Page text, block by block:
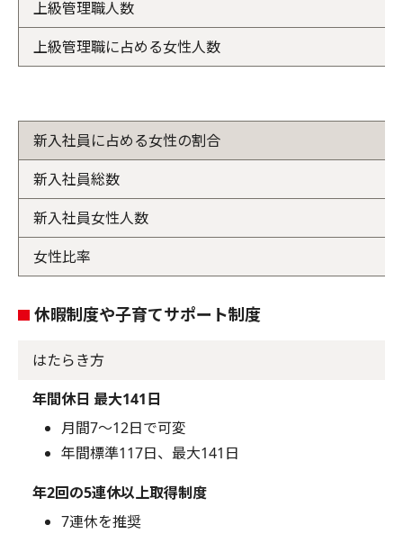
上級管理職人数
上級管理職に占める女性人数
新入社員に占める女性の割合
新入社員総数
新入社員女性人数
女性比率
休暇制度や子育てサポート制度
はたらき方
年間休日 最大141日
月間7～12日で可変
年間標準117日、最大141日
年2回の5連休以上取得制度
7連休を推奨